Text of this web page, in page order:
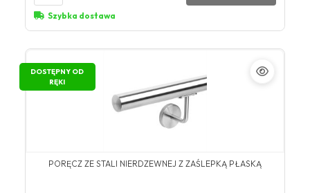
Szybka dostawa
DOSTĘPNY OD
RĘKI
PORĘCZ ZE STALI NIERDZEWNEJ Z ZAŚLEPKĄ PŁASKĄ